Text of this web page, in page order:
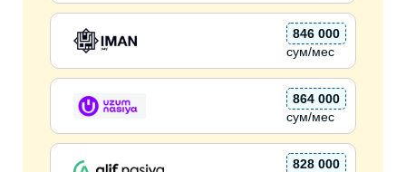
846 000
сум/мес
864 000
сум/мес
828 000